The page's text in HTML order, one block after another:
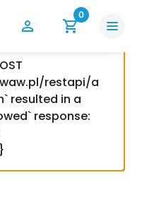
0
restapi/a
resulted in a
response: